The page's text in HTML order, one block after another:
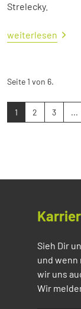
Strelecky.
weiterlesen
Seite 1 von 6.
1 2 3 ...
Sieh Dir
und wenn
wir uns
Wir